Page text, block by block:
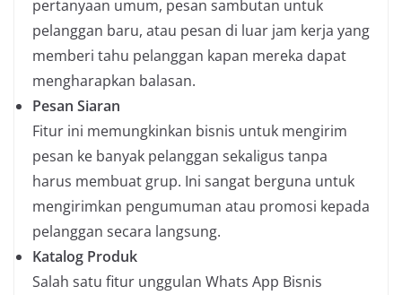
pertanyaan umum, pesan sambutan untuk
pelanggan baru, atau pesan di luar jam kerja yang
memberi tahu pelanggan kapan mereka dapat
mengharapkan balasan.
Pesan Siaran
Fitur ini memungkinkan bisnis untuk mengirim
pesan ke banyak pelanggan sekaligus tanpa
harus membuat grup. Ini sangat berguna untuk
mengirimkan pengumuman atau promosi kepada
pelanggan secara langsung.
Katalog Produk
Salah satu fitur unggulan Whats App Bisnis